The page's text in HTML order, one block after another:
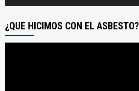
¿QUE HICIMOS CON EL ASBESTO?